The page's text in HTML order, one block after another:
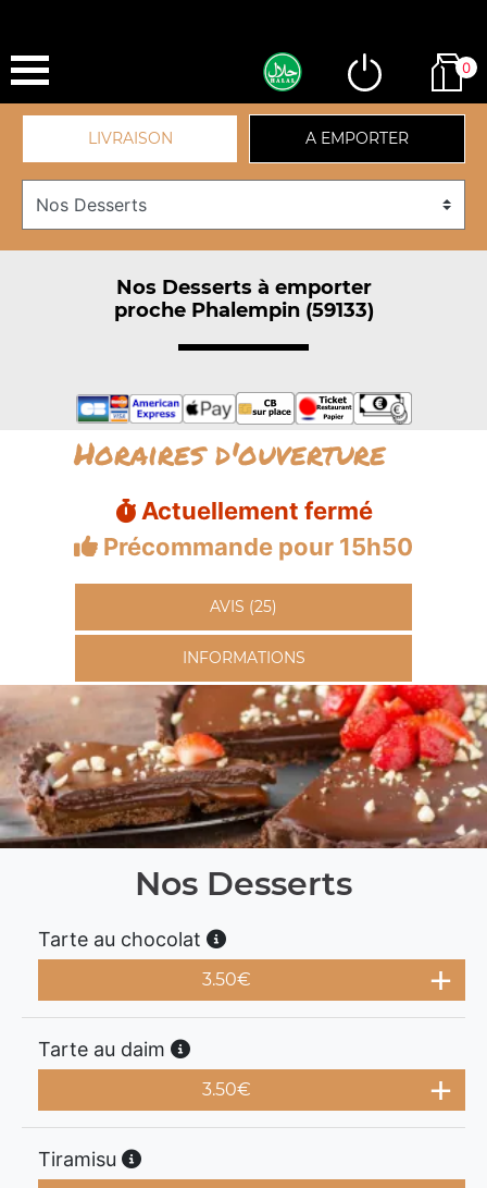
0
LIVRAISON A EMPORTER
Nos Desserts à emporter
proche Phalempin (59133)
Horaires d'ouverture
Actuellement fermé
Précommande pour 15h50
AVIS (25)
INFORMATIONS
Nos Desserts
Tarte au chocolat
3.50€
Tarte au daim
3.50€
Tiramisu